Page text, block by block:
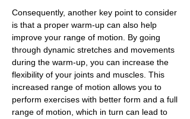
Consequently, another key point to consider
is that a proper warm-up can also help
improve your range of motion. By going
through dynamic stretches and movements
during the warm-up, you can increase the
flexibility of your joints and muscles. This
increased range of motion allows you to
perform exercises with better form and a full
range of motion, which in turn can lead to